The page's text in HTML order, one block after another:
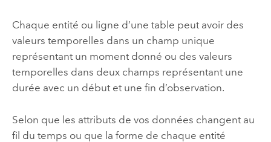
Chaque entité ou ligne d’une table peut avoir des
valeurs temporelles dans un champ unique
représentant un moment donné ou des valeurs
temporelles dans deux champs représentant une
durée avec un début et une fin d’observation.
Selon que les attributs de vos données changent au
fil du temps ou que la forme de chaque entité